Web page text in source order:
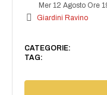
Mer 12 Agosto Ore
Giardini Ravino
CATEGORIE:
TAG: